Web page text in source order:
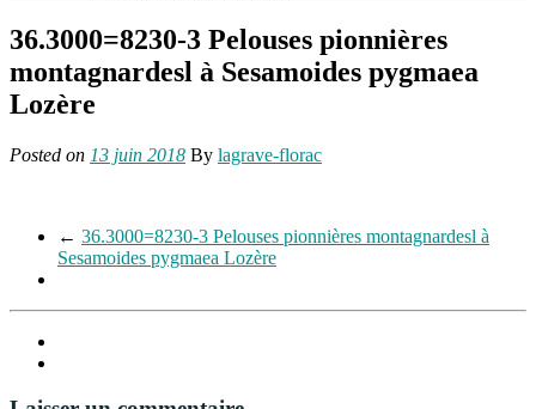
36.3000=8230-3 Pelouses pionnières
montagnardesl à Sesamoides pygmaea
Lozère
Posted on 13 juin 2018 By lagrave-florac
← 36.3000=8230-3 Pelouses pionnières montagnardesl à
Sesamoides pygmaea Lozère